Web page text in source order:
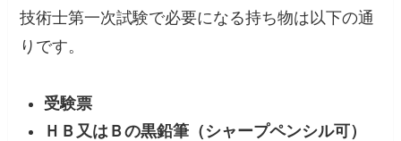
技術士第一次試験で必要になる持ち物は以下の通
りです。
受験票
ＨＢ又はＢの黒鉛筆（シャープペンシル可）